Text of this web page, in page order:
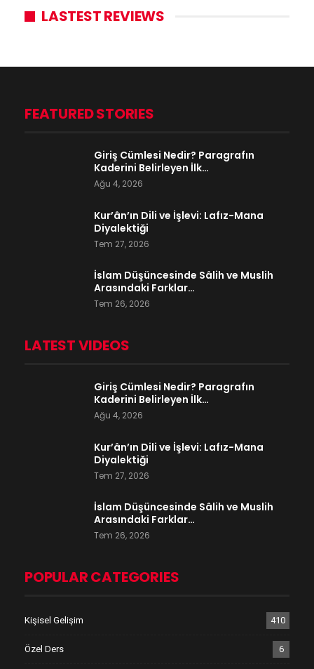
LASTEST REVIEWS
FEATURED STORIES
Giriş Cümlesi Nedir? Paragrafın
Kaderini Belirleyen İlk…
Ağu 4, 2026
Kur’ân’ın Dili ve İşlevi: Lafız-Mana
Diyalektiği
Tem 27, 2026
İslam Düşüncesinde Sâlih ve Muslih
Arasındaki Farklar…
Tem 26, 2026
LATEST VIDEOS
Giriş Cümlesi Nedir? Paragrafın
Kaderini Belirleyen İlk…
Ağu 4, 2026
Kur’ân’ın Dili ve İşlevi: Lafız-Mana
Diyalektiği
Tem 27, 2026
İslam Düşüncesinde Sâlih ve Muslih
Arasındaki Farklar…
Tem 26, 2026
POPULAR CATEGORIES
Kişisel Gelişim 410
Özel Ders 6